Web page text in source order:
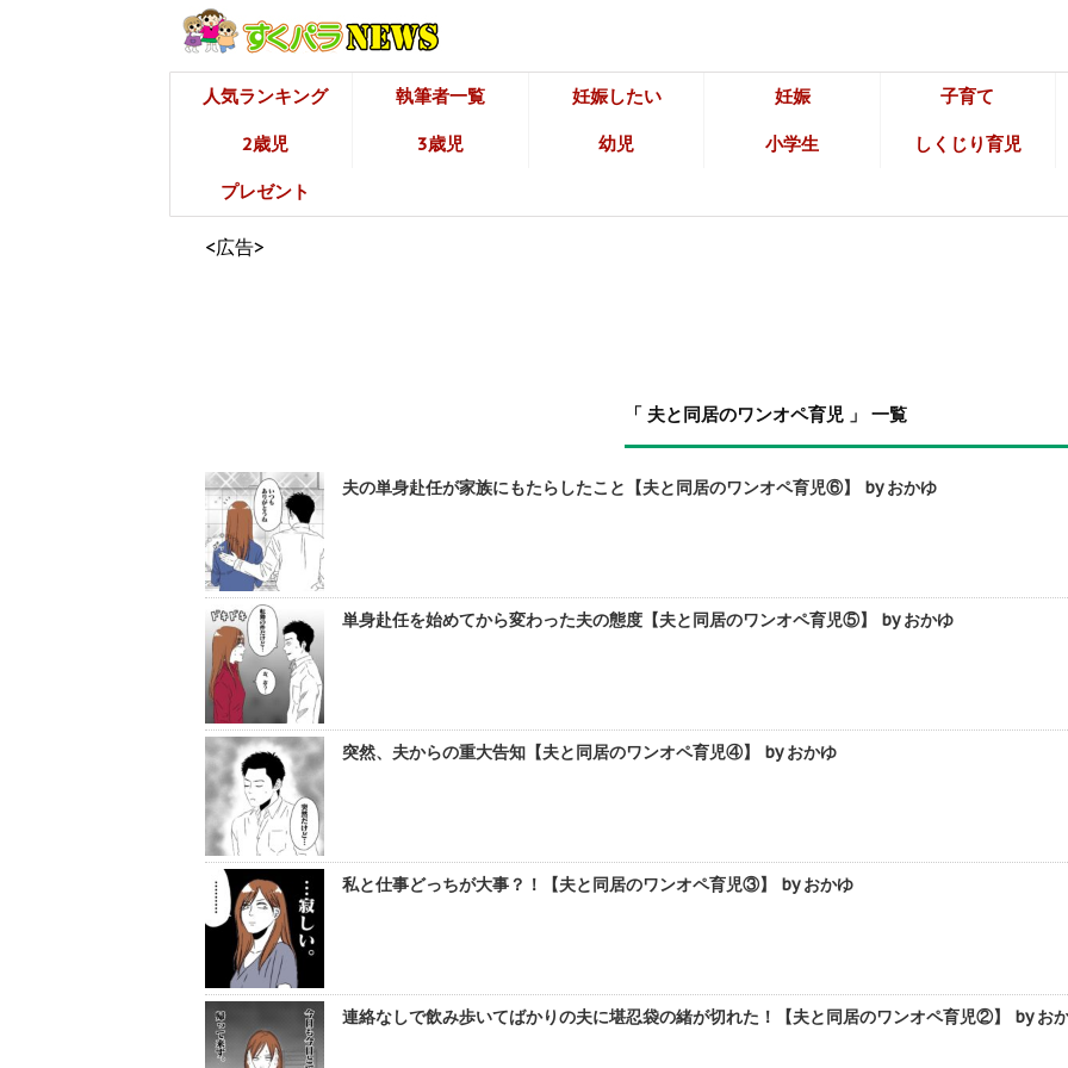
人気ランキング 執筆者一覧 妊娠したい 妊娠 子育て
2歳児 3歳児 幼児 小学生 しくじり育児
プレゼント
<広告>
「 夫と同居のワンオペ育児 」 一覧
夫の単身赴任が家族にもたらしたこと【夫と同居のワンオペ育児⑥】 by おかゆ
単身赴任を始めてから変わった夫の態度【夫と同居のワンオペ育児⑤】 by おかゆ
突然、夫からの重大告知【夫と同居のワンオペ育児④】 by おかゆ
私と仕事どっちが大事？！【夫と同居のワンオペ育児③】 by おかゆ
連絡なしで飲み歩いてばかりの夫に堪忍袋の緒が切れた！【夫と同居のワンオペ育児②】 by お